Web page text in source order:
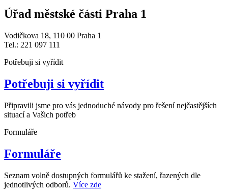
Úřad městské části Praha 1
Vodičkova 18, 110 00 Praha 1
Tel.: 221 097 111
Potřebuji si vyřídit
Potřebuji si vyřídit
Připravili jsme pro vás jednoduché návody pro řešení nejčastějších
situací a Vašich potřeb
Formuláře
Formuláře
Seznam volně dostupných formulářů ke stažení, řazených dle
jednotlivých odborů. Více zde